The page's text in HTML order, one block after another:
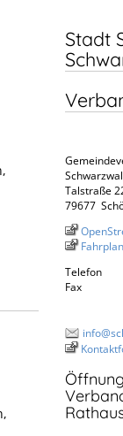
Stadt
Talstraße
79677
Telefon
Fax